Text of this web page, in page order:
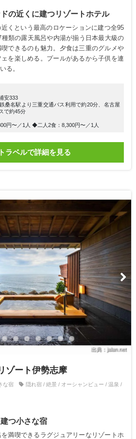
の近くに建つリゾートホテル
くという最高のロケーションに建つ全95
類の露天風呂や内湯が揃う日本最大級の
できるのも魅力。夕食は三重のグルメや
を楽しめる。プールがあるから子供を連
る。
安333
桑名駅より三重交通バス利用で約20分、名古屋
で約45分
円〜／1人 ◆二人2食：8,300円〜／1人
ラベルで詳細を見る
出典：jalan.net
ゾート伊勢志摩
な宿 隠れ宿 / 絶景 / オーシャンビュー / 温泉 /
つ小さな宿
満喫できるラグジュアリーなリゾートホ